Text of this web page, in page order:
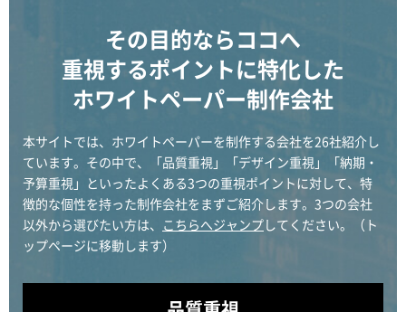
その目的ならココへ
重視するポイントに特化した
ホワイトペーパー制作会社
本サイトでは、ホワイトペーパーを制作する会社を26社紹介し
ています。その中で、「品質重視」「デザイン重視」「納期・
予算重視」といったよくある3つの重視ポイントに対して、特
徴的な個性を持った制作会社をまずご紹介します。3つの会社
以外から選びたい方は、 こちらへジャンプしてください。（ト
ップページに移動します）